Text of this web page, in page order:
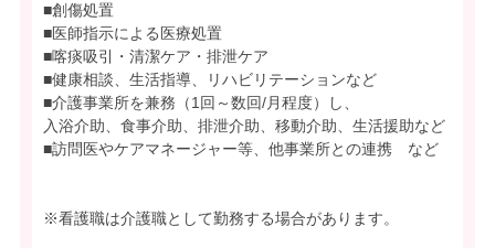
■創傷処置
■医師指示による医療処置
■喀痰吸引・清潔ケア・排泄ケア
■健康相談、生活指導、リハビリテーションなど
■介護事業所を兼務（1回～数回/月程度）し、
入浴介助、食事介助、排泄介助、移動介助、生活援助など
■訪問医やケアマネージャー等、他事業所との連携 など
※看護職は介護職として勤務する場合があります。